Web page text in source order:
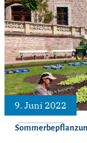
9. Juni 2022